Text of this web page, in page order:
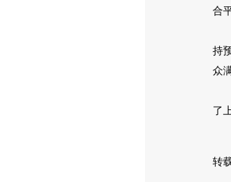
合
持
众
了
转